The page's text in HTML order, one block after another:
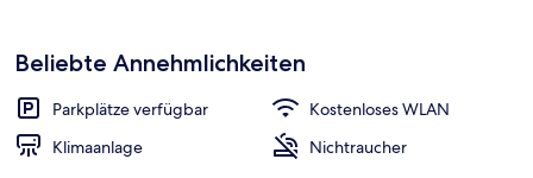
Beliebte Annehmlichkeiten
Parkplätze verfügbar
Kostenloses WLAN
Klimaanlage
Nichtraucher